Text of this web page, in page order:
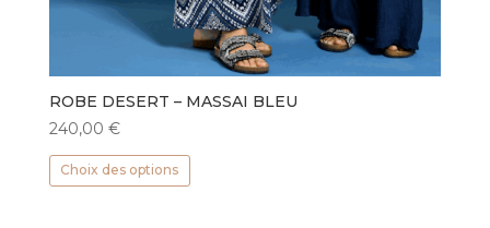
ROBE DESERT – MASSAI BLEU
240,00 €
Choix des options
Ce